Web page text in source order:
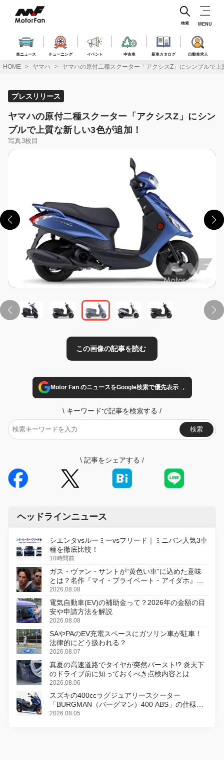
ス
車ニュース チューニング イベント 中古車 新車カタログ 自動車求人
検索 MENU
HOME ヤマハ ヤマハの原付二種スクーター「アクシスZ」にシンプルで
プレスリリース
ヤマハの原付二種スクーター「アクシスZ」にシン
プルで上質な新しい3色が追加！
写真3枚目
Motor Fan のニュースをGoogle検索で優先表示→
\ キーワードで記事を検索する /
検索
\ 記事をシェアする /
ヘッドラインニュース
シエンタvsルーミーvsフリード｜ミニバン人気3車
種を徹底比較！
10時間前
ガス・ヴァン・サントが“黄色い車”に込めた意味
とは？名作『マイ・プライベート・アイダホ』が
初のデジタルリマスター版で復活
2026.08.08
電気自動車(EV)の補助金って？2026年の金額の目
安や申請方法を解説
2026.08.08
SAやPAのEV充電スペースにガソリン車が駐車！
法律的にどう扱われる？
2026.08.07
真夏の高速道路でタイヤが突然バースト!? 炎天下
のドライブ前に知っておくべき点検内容とは
2026.08.06
スズキの400ccラグジュアリースクーター
「BURGMAN（バーグマン）400 ABS」の仕様を
変更し、8月18日に発売
2026.08.05